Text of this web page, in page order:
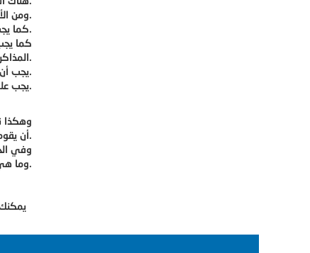
ومن الأمور المشتركة الأخرى هي أن يقوم الطالب بعزل نفسه عن العالم في غرفة هادئة أثناء الدراسة، فيبتعد عن ضجيج الأسرة والعائلة.
كما يجب على الطاب أن يقوم بحصر تفكيره في مجال الدراسة، فلا يجب عليه أن يشتت ذهنه مهما كانت الأسباب.
كما
المذاكرة، لكي لا يصل إليها مرهقا.
يجب أن يكون الطالب قادرا على الالتزام بالجدول الذي وضعه، وعدم الخروج عنه.
يجب على الطالب أن يحرص على الدراسة في مكان مرتب ونظيف.
وهكذا
أن يقوم بتهيئة كافة الظروف التي تساعده على النجاح في مذاكرته ودراسته.
وفي
وما هي الأمور المشتركة بينهما؟.